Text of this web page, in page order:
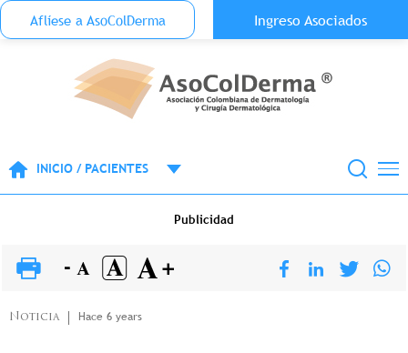
Pasar al contenido principal
Menu Top Anónimo
Aflíese a AsoColDerma Ingreso Asociados
INICIO / PACIENTES
Publicidad
Noticia Hace 6 years